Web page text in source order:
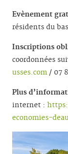
Evènement
résidents du
Inscriptions
coordonnées
usses.com / 07
Plus
internet :
economies-